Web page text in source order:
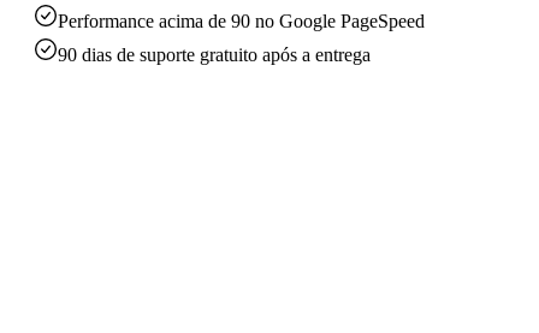
Performance acima de 90 no Google PageSpeed
90 dias de suporte gratuito após a entrega